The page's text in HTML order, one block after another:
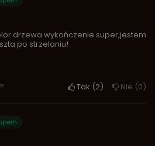
drzewa wykończenie super,jestem
po strzelaniu!
Tak 2 Nie 0